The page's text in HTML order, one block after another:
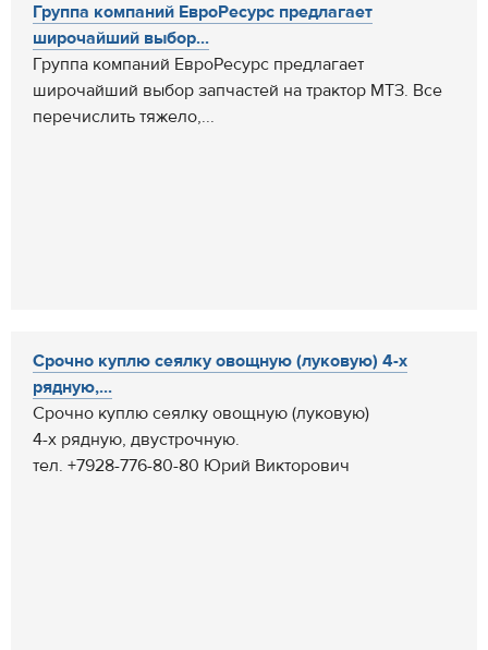
Группа компаний ЕвроРесурс предлагает
широчайший выбор...
Группа компаний ЕвроРесурс предлагает
широчайший выбор запчастей на трактор МТЗ. Все
перечислить тяжело,...
Срочно куплю сеялку овощную (луковую) 4-х
рядную,...
Срочно куплю сеялку овощную (луковую)
4-х рядную, двустрочную.
тел. +7928-776-80-80 Юрий Викторович